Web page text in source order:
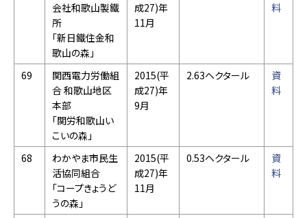
会社和歌山製鐵
所
「新日鐵住金和
歌山の森」
成27)年
11月
料
69
関西電力労働組
合 和歌山地区
本部
「関労和歌山い
こいの森」
2015(平
成27)年
9月
2.63ヘクタール
資
料
68
わかやま市民生
活協同組合
「コープきょうど
うの森」
2015(平
成27)年
11月
0.53ヘクタール
資
料